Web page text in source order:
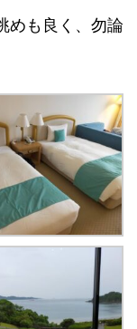
めも良く、勿論